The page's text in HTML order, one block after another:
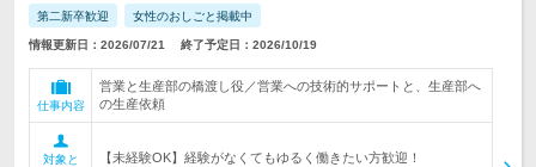
第二新卒歓迎 女性のおしごと掲載中
情報更新日：2026/07/21 終了予定日：2026/10/19
仕事内容
営業と生産部の橋渡し役／営業への技術的サポートと、生産部へ
の生産依頼
対象と
【未経験OK】経験がなくてもゆるく働きたい方歓迎！